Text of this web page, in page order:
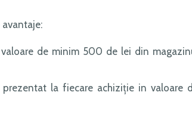
de minim 500 de lei din
la fiecare achiziţie in valoare